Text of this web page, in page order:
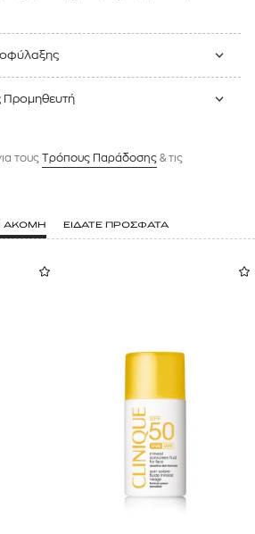
Προμηθευτή
τους Tρόπους Παράδοσης & τις
ΑΚΟΜΗ ΕΙΔΑΤΕ ΠΡΟΣΦΑΤΑ